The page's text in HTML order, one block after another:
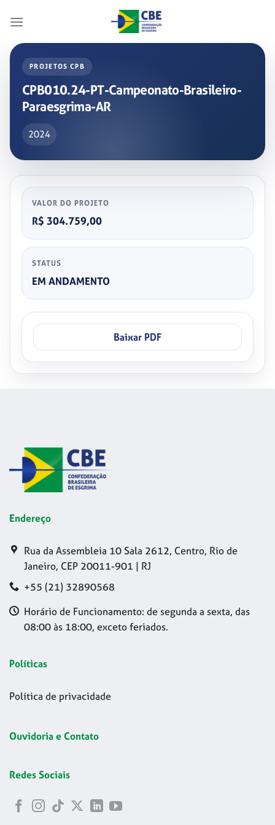
PROJETOS CPB
CPB010.24-PT-Campeonato-Brasileiro-
Paraesgrima-AR
2024
VALOR DO PROJETO
R$ 304.759,00
STATUS
EM ANDAMENTO
Baixar PDF
Endereço
Rua da Assembleia 10 Sala 2612, Centro, Rio de
Janeiro, CEP 20011-901 | RJ
+55 (21) 32890568
Horário de Funcionamento: de segunda a sexta, das
08:00 às 18:00, exceto feriados.
Políticas
Política de privacidade
Ouvidoria e Contato
Redes Sociais